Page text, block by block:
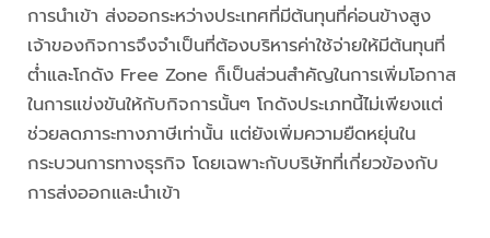
การนำเข้า ส่งออกระหว่างประเทศที่มีต้นทุนที่ค่อนข้างสูง
เจ้าของกิจการจึงจำเป็นที่ต้องบริหารค่าใช้จ่ายให้มีต้นทุนที่
ต่ำและโกดัง Free Zone ก็เป็นส่วนสำคัญในการเพิ่มโอกาส
ในการแข่งขันให้กับกิจการนั้นๆ โกดังประเภทนี้ไม่เพียงแต่
ช่วยลดภาระทางภาษีเท่านั้น แต่ยังเพิ่มความยืดหยุ่นใน
กระบวนการทางธุรกิจ โดยเฉพาะกับบริษัทที่เกี่ยวข้องกับ
การส่งออกและนำเข้า